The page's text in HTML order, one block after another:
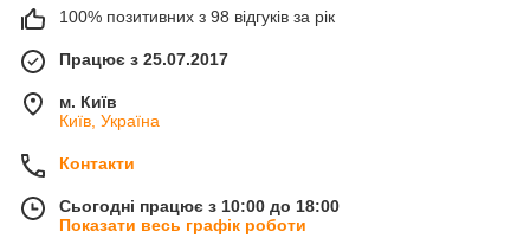
100% позитивних з 98 відгуків за рік
Працює з 25.07.2017
м. Київ
Київ, Україна
Контакти
Сьогодні працює з 10:00 до 18:00
Показати весь графік роботи